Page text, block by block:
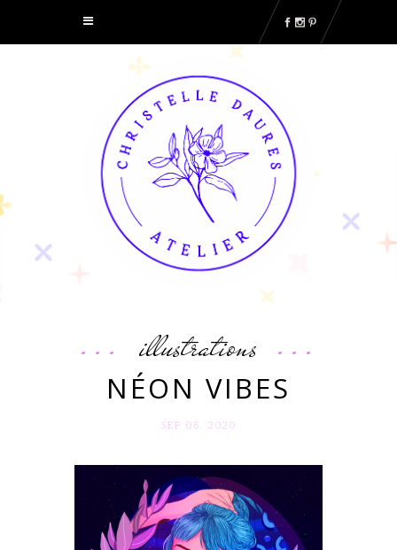
illustrations
NÉON VIBES
SEP 06. 2020